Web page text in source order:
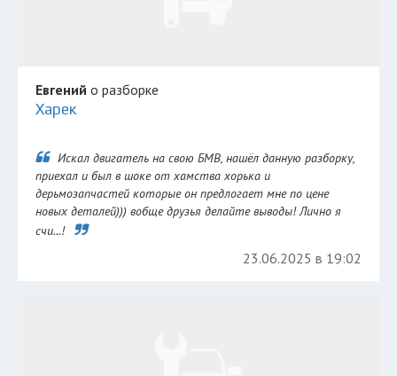
Евгений о разборке
Харек
Искал двигатель на свою БМВ, нашёл данную разборку,
приехал и был в шоке от хамства хорька и
дерьмозапчастей которые он предлогает мне по цене
новых деталей))) вобще друзья делайте выводы! Лично я
счи...!
23.06.2025 в 19:02